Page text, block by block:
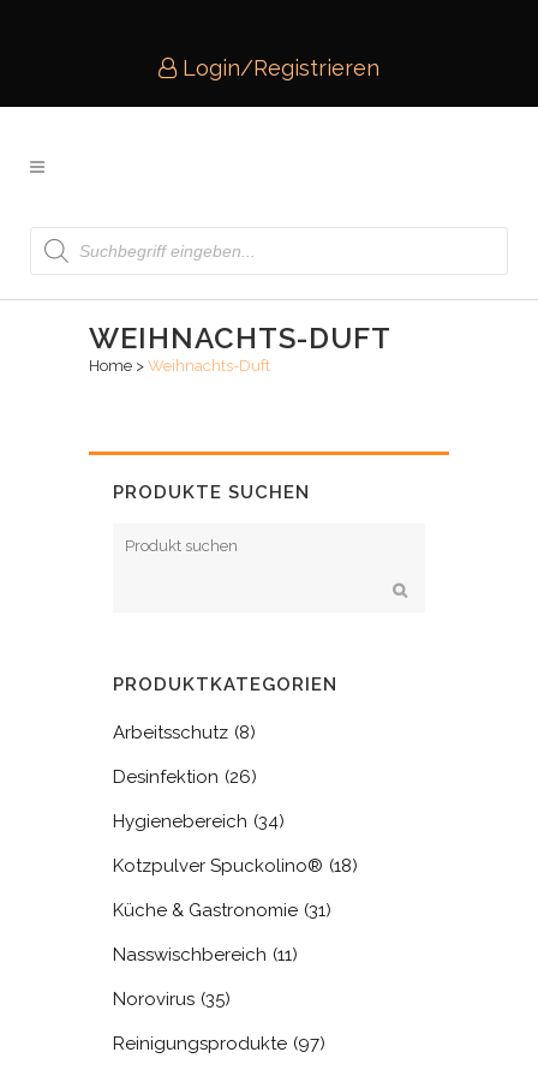
Login/Registrieren
Products
search
WEIHNACHTS-DUFT
Home > Weihnachts-Duft
PRODUKTE SUCHEN
PRODUKTKATEGORIEN
Arbeitsschutz (8)
Desinfektion (26)
Hygienebereich (34)
Kotzpulver Spuckolino® (18)
Küche & Gastronomie (31)
Nasswischbereich (11)
Norovirus (35)
Reinigungsprodukte (97)